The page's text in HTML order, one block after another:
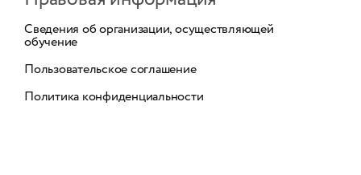
Сведения об организации, осуществляющей
обучение
Пользовательское соглашение
Политика конфиденциальности